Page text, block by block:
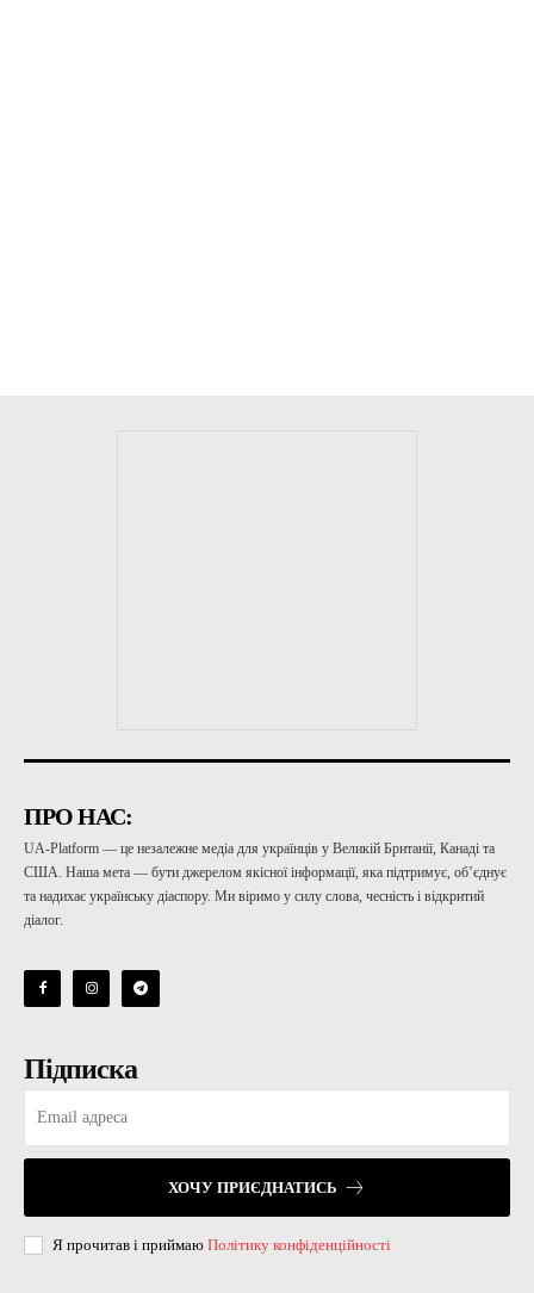
ПРО НАС:
UA-Platform — це незалежне медіа для українців у Великій Британії, Канаді та
США. Наша мета — бути джерелом якісної інформації, яка підтримує, об’єднує
та надихає українську діаспору. Ми віримо у силу слова, чесність і відкритий
діалог.
Підписка
ХОЧУ ПРИЄДНАТИСЬ
Я прочитав і приймаю Політику конфіденційності